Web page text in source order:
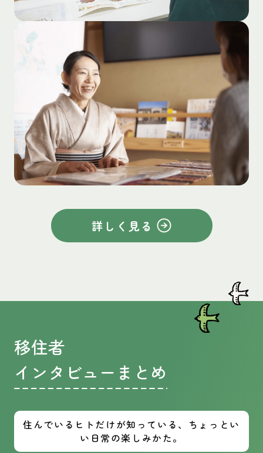
詳しく見る
移住者
インタビューまとめ
住んでいるヒトだけが知っている、ちょっとい
い日常の楽しみかた。